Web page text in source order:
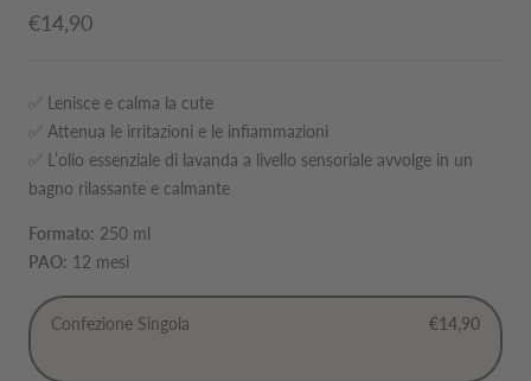
Prezzo
vendita
€14,90
✅ Lenisce e calma la cute
✅ Attenua le irritazioni e le infiammazioni
✅ L’olio essenziale di lavanda a livello sensoriale avvolge in un
bagno rilassante e calmante
Formato: 250 ml
PAO: 12 mesi
Confezione Singola €14,90